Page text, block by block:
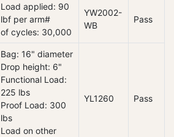
Load applied: 90
lbf per arm#
of cycles: 30,000
YW2002-
WB
Pass
Bag: 16" diameter
Drop height: 6"
Functional Load:
225 lbs
Proof Load: 300
lbs
Load on other
YL1260 Pass